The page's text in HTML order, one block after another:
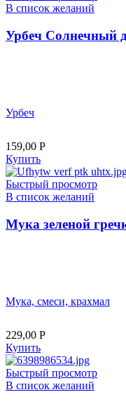
В список желаний
Урбеч Солнечный
Урбеч
159,00 Р
Купить
Быстрый просмотр
В список желаний
Мука зеленой
Мука, смеси, крахмал
229,00 Р
Купить
Быстрый просмотр
В список желаний